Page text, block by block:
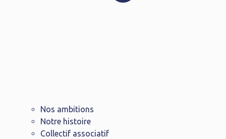
Nos ambitions
Notre histoire
Collectif associatif